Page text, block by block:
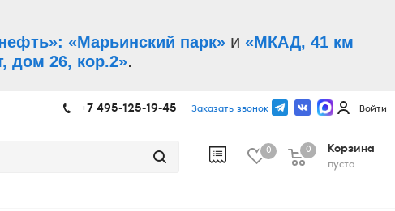
«Марьинский парк» и «МКАД, 41 км
дом 26, кор.2».
+7 495-125-19-45 Заказать звонок Войти
0
Корзина
пуста
0